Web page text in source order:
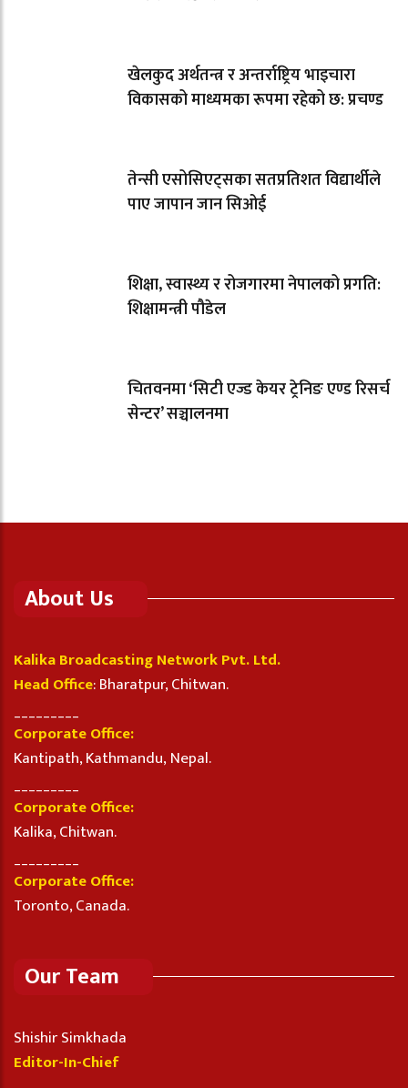
खेलकुद अर्थतन्त्र र अन्तर्राष्ट्रिय भाइचारा
विकासको माध्यमका रूपमा रहेको छ: प्रचण्ड
तेन्सी एसोसिएट्सका सतप्रतिशत विद्यार्थीले
पाए जापान जान सिओई
शिक्षा, स्वास्थ्य र रोजगारमा नेपालको प्रगति:
शिक्षामन्त्री पौडेल
चितवनमा ‘सिटी एज्ड केयर ट्रेनिङ एण्ड रिसर्च
सेन्टर’ सञ्चालनमा
About Us
Kalika Broadcasting Network Pvt. Ltd.
Head Office: Bharatpur, Chitwan.
Corporate Office:
Kantipath, Kathmandu, Nepal.
Corporate Office:
Kalika, Chitwan.
Corporate Office:
Toronto, Canada.
Our Team
Shishir Simkhada
Editor-In-Chief